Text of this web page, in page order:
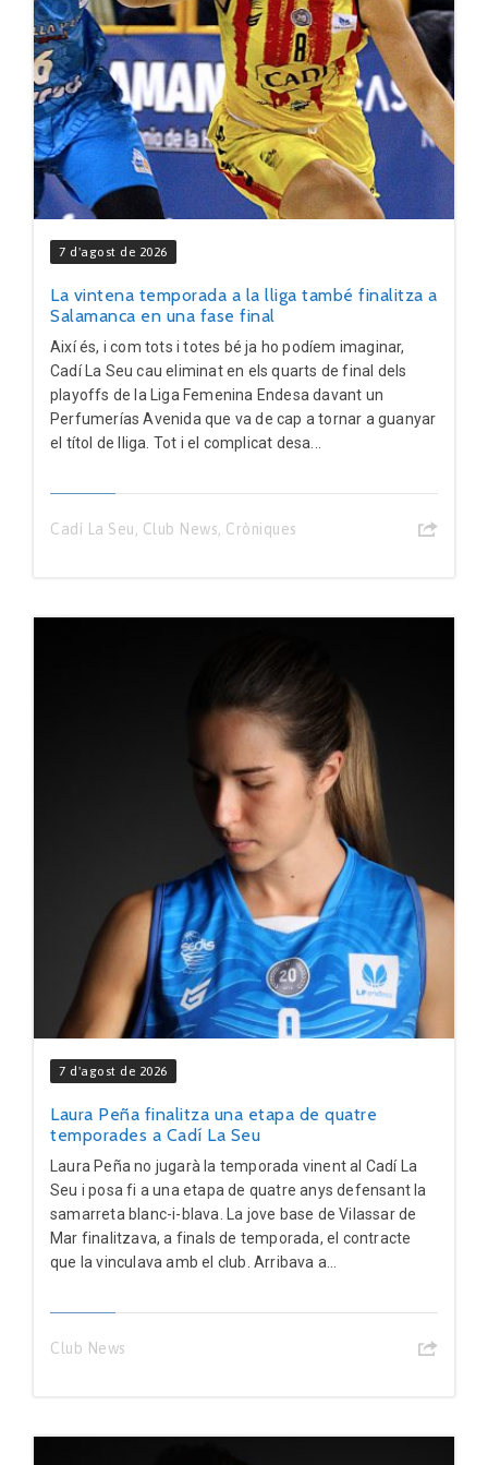
7 d'agost de 2026
La vintena temporada a la lliga també finalitza a
Salamanca en una fase final
Així és, i com tots i totes bé ja ho podíem imaginar,
Cadí La Seu cau eliminat en els quarts de final dels
playoffs de la Liga Femenina Endesa davant un
Perfumerías Avenida que va de cap a tornar a guanyar
el títol de lliga. Tot i el complicat desa...
Cadí La Seu, Club News, Cròniques
7 d'agost de 2026
Laura Peña finalitza una etapa de quatre
temporades a Cadí La Seu
Laura Peña no jugarà la temporada vinent al Cadí La
Seu i posa fi a una etapa de quatre anys defensant la
samarreta blanc-i-blava. La jove base de Vilassar de
Mar finalitzava, a finals de temporada, el contracte
que la vinculava amb el club. Arribava a...
Club News